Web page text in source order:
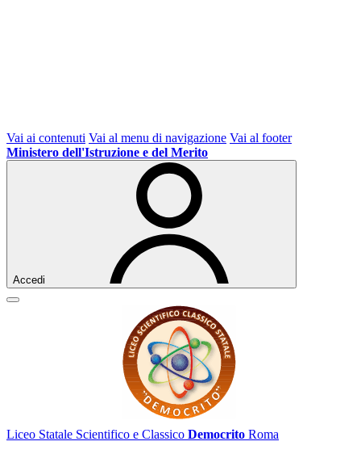
Vai ai contenuti Vai al menu di navigazione Vai al footer
Ministero dell'Istruzione e del Merito
Accedi
Liceo Statale Scientifico e Classico Democrito Roma